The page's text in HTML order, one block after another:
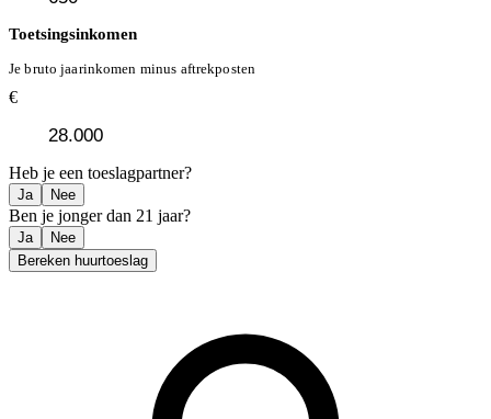
Toetsingsinkomen
Je bruto jaarinkomen minus aftrekposten
€
Heb je een toeslagpartner?
Ja Nee
Ben je jonger dan 21 jaar?
Ja
Nee
Bereken huurtoeslag